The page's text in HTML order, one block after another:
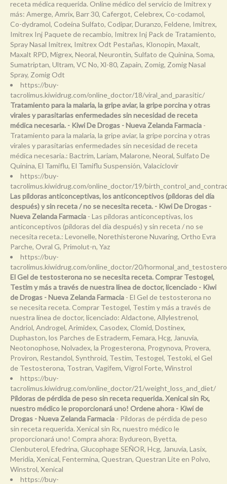
receta médica requerida. Online médico del servicio de Imitrex y
más: Amerge, Amrix, Barr 30, Cafergot, Celebrex, Co-codamol,
Co-dydramol, Codeína Sulfato, Codipar, Duranzo, Feldene, Imitrex,
Imitrex Inj Paquete de recambio, Imitrex Inj Pack de Tratamiento,
Spray Nasal Imitrex, Imitrex Odt Pestañas, Klonopin, Maxalt,
Maxalt RPD, Migrex, Neoral, Neurontin, Sulfato de Quinina, Soma,
Sumatriptan, Ultram, VC No, Xl-80, Zapain, Zomig, Zomig Nasal
Spray, Zomig Odt
https://buy-
tacrolimus.kiwidrug.com/online_doctor/18/viral_and_parasitic/
Tratamiento para la malaria, la gripe aviar, la gripe porcina y otras
virales y parasitarias enfermedades sin necesidad de receta
médica necesaria. - Kiwi De Drogas - Nueva Zelanda Farmacia -
Tratamiento para la malaria, la gripe aviar, la gripe porcina y otras
virales y parasitarias enfermedades sin necesidad de receta
médica necesaria.: Bactrim, Lariam, Malarone, Neoral, Sulfato De
Quinina, El Tamiflu, El Tamiflu Suspensión, Valaciclovir
https://buy-
tacrolimus.kiwidrug.com/online_doctor/19/
Las píldoras anticonceptivas, los anticonceptivos (píldoras del día
después) y sin receta / no se necesita receta. - Kiwi De Drogas -
Nueva Zelanda Farmacia - Las píldoras anticonceptivas, los
anticonceptivos (píldoras del día después) y sin receta / no se
necesita receta.: Levonelle, Norethisterone Nuvaring, Ortho Evra
Parche, Ovral G, Primolut-n, Yaz
https://buy-
tacrolimus.kiwidrug.com/online_doctor/20/
El Gel de testosterona no se necesita receta. Comprar Testogel,
Testim y más a través de nuestra línea de doctor, licenciado - Kiwi
de Drogas - Nueva Zelanda Farmacia - El Gel de testosterona no
se necesita receta. Comprar Testogel, Testim y más a través de
nuestra línea de doctor, licenciado: Aldactone, Allylestrenol,
Andriol, Androgel, Arimidex, Casodex, Clomid, Dostinex,
Duphaston, los Parches de Estraderm, Femara, Hcg, Januvia,
Neotonophose, Nolvadex, la Progesterona, Progynova, Provera,
Proviron, Restandol, Synthroid, Testim, Testogel, Testoki, el Gel
de Testosterona, Tostran, Vagifem, Vigrol Forte, Winstrol
https://buy-
tacrolimus.kiwidrug.com/online_doctor/21/weight_loss_and_diet/
Píldoras de pérdida de peso sin receta requerida. Xenical sin Rx,
nuestro médico le proporcionará uno! Ordene ahora - Kiwi de
Drogas - Nueva Zelanda Farmacia - Píldoras de pérdida de peso
sin receta requerida. Xenical sin Rx, nuestro médico le
proporcionará uno! Compra ahora: Bydureon, Byetta,
Clenbuterol, Efedrina, Glucophage SEÑOR, Hcg, Januvia, Lasix,
Meridia, Xenical, Fentermina, Questran, Questran Lite en Polvo,
Winstrol, Xenical
https://buy-